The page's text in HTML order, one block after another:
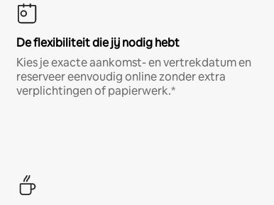
De flexibiliteit die jij nodig hebt
Kies je exacte aankomst- en vertrekdatum en
reserveer eenvoudig online zonder extra
verplichtingen of papierwerk.*